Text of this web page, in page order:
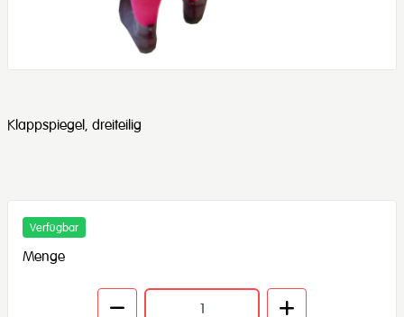
Klappspiegel, dreiteilig
Verfügbar
Menge